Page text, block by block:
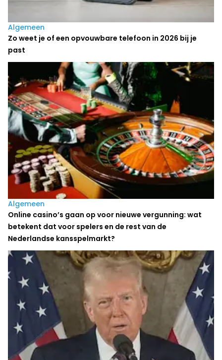
Algemeen
Zo weet je of een opvouwbare telefoon in 2026 bij je
past
Algemeen
Online casino’s gaan op voor nieuwe vergunning: wat
betekent dat voor spelers en de rest van de
Nederlandse kansspelmarkt?